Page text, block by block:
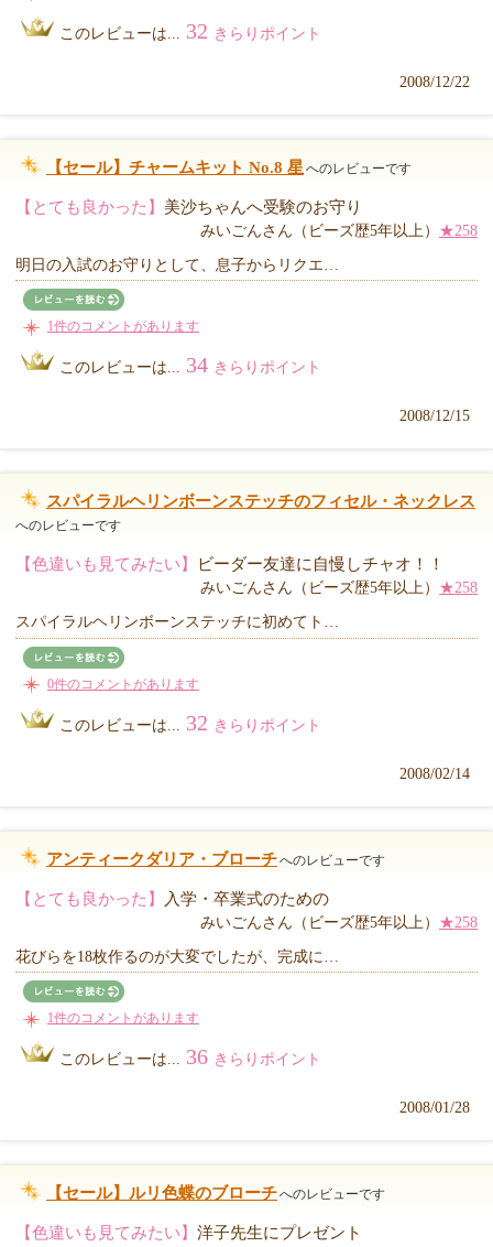
このレビューは... 32 きらりポイント
2008/12/22
【セール】チャームキット No.8 星 へのレビューです
【とても良かった】 美沙ちゃんへ受験のお守り
みいごんさん（ビーズ歴5年以上） ★258
明日の入試のお守りとして、息子からリクエ…
1件のコメントがあります
このレビューは... 34 きらりポイント
2008/12/15
スパイラルヘリンボーンステッチのフィセル・ネックレス
へのレビューです
【色違いも見てみたい】 ビーダー友達に自慢しチャオ！！
みいごんさん（ビーズ歴5年以上） ★258
スパイラルヘリンボーンステッチに初めてト…
0件のコメントがあります
このレビューは... 32 きらりポイント
2008/02/14
アンティークダリア・ブローチへのレビューです
【とても良かった】 入学・卒業式のための
みいごんさん（ビーズ歴5年以上） ★258
花びらを18枚作るのが大変でしたが、完成に…
1件のコメントがあります
このレビューは... 36 きらりポイント
2008/01/28
【セール】ルリ色蝶のブローチへのレビューです
【色違いも見てみたい】 洋子先生にプレゼント